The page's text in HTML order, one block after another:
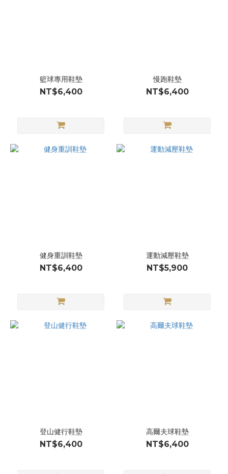
籃球專用鞋墊
NT$6,400
慢跑鞋墊
NT$6,400
健身重訓鞋墊
NT$6,400
運動減壓鞋墊
NT$5,900
登山健行鞋墊
NT$6,400
高爾夫球鞋墊
NT$6,400